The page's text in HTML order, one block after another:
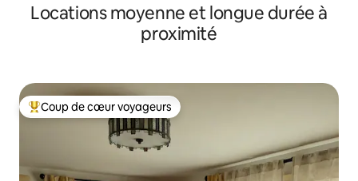
Locations moyenne et longue durée à
proximité
Coups de cœur voyageurs les plus appréciés
Coup de cœur voyageurs